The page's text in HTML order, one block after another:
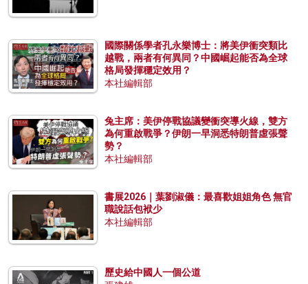
國際關係學者孔永樂博士：將美伊衝突類比
越戰，兩者有何異同？中國崛起能否為全球
格局發揮穩定效用？
本社編輯部
兔主席：美伊停戰協議變衝突導火線，雙方
為何重啟戰爭？伊朗一早洞悉特朗普虛張聲
勢？
本社編輯部
書展2026｜葉劉淑儀：最喜歡姐姐角色 無官
職說話包袱少
本社編輯部
歷史給中國人一個公道